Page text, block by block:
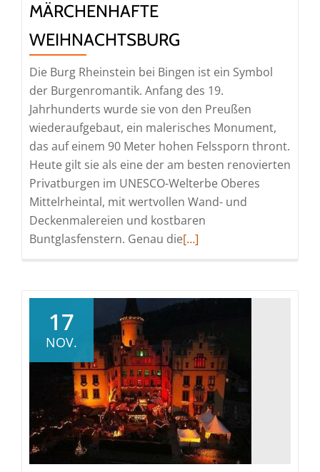
MÄRCHENHAFTE
WEIHNACHTSBURG
Die Burg Rheinstein bei Bingen ist ein Symbol
der Burgenromantik. Anfang des 19.
Jahrhunderts wurde sie von den Preußen
wiederaufgebaut, ein malerisches Monument,
das auf einem 90 Meter hohen Felssporn thront.
Heute gilt sie als eine der am besten renovierten
Privatburgen im UNESCO-Welterbe Oberes
Mittelrheintal, mit wertvollen Wand- und
Deckenmalereien und kostbaren
Buntglasfenstern. Genau dieRead
[…]
17
NOV.